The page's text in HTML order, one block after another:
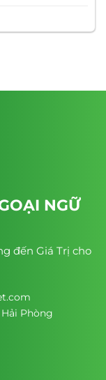
NGỮ
đến Giá Trị cho
Phòng